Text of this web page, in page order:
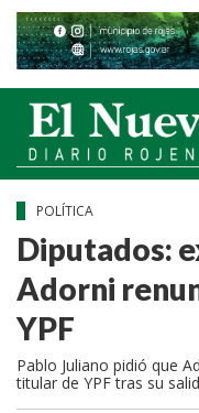
POLÍTICA
Diputados:
Adorni
YPF
Pablo Juliano pidió que
titular de YPF tras su